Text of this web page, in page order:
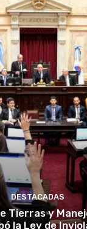
DESTACADAS
Tierras y
la Ley de